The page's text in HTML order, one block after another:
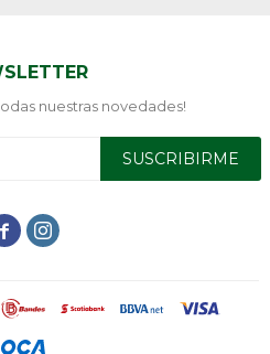
nuestras novedades!
SUSCRIBIRME
 